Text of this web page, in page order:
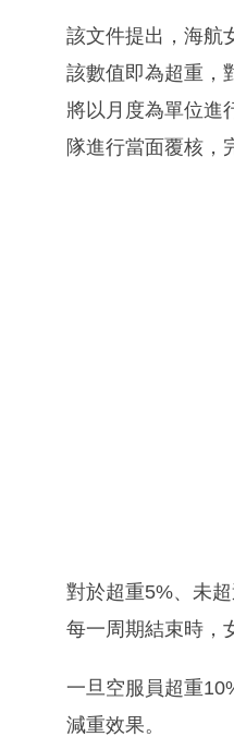
該文件提出，海航
該數值即為超重，
將以月度為單位進
隊進行當面覆核，
對於超重5%、未
每一周期結束時，
一旦空服員超重
減重效果。